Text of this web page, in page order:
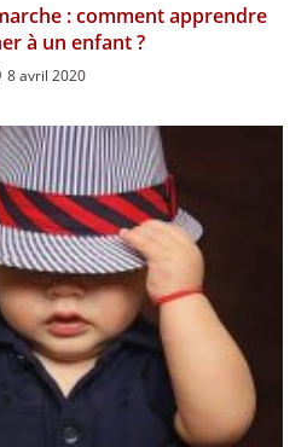
: comment apprendre
à un enfant ?
8 avril 2020